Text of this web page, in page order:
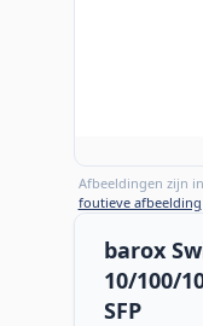
Afbeeldingen zijn
foutieve afbeelding
barox
10/100/
SFP